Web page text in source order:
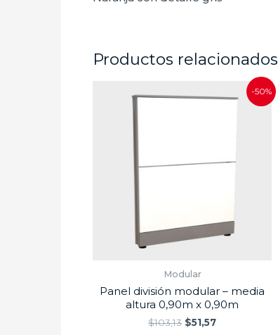
Productos relacionados
-50%
Modular
Panel división modular – media
altura 0,90m x 0,90m
$103,13 $51,57